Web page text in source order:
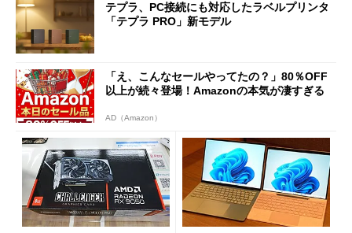
テプラ、PC接続にも対応したラベルプリンタ
「テプラ PRO」新モデル
「え、こんなセールやってたの？」80％OFF
以上が続々登場！Amazonの本気が凄すぎる
AD（Amazon）